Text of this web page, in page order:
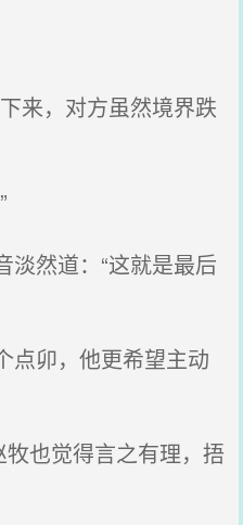
来，对方虽然境界跌
然道：“这就是最后
卯，他更希望主动
也觉得言之有理，捂